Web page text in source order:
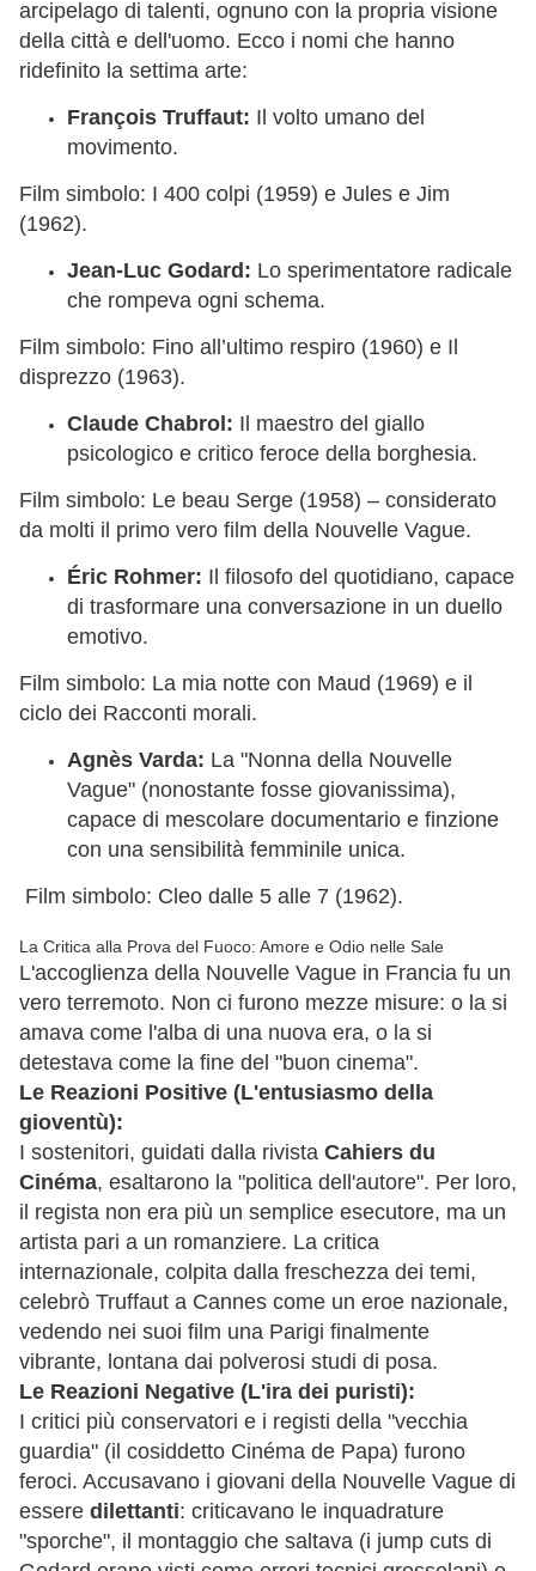
arcipelago di talenti, ognuno con la propria visione
della città e dell'uomo. Ecco i nomi che hanno
ridefinito la settima arte:
François Truffaut: Il volto umano del
movimento.
Film simbolo: I 400 colpi (1959) e Jules e Jim
(1962).
Jean-Luc Godard: Lo sperimentatore radicale
che rompeva ogni schema.
Film simbolo: Fino all’ultimo respiro (1960) e Il
disprezzo (1963).
Claude Chabrol: Il maestro del giallo
psicologico e critico feroce della borghesia.
Film simbolo: Le beau Serge (1958) – considerato
da molti il primo vero film della Nouvelle Vague.
Éric Rohmer: Il filosofo del quotidiano, capace
di trasformare una conversazione in un duello
emotivo.
Film simbolo: La mia notte con Maud (1969) e il
ciclo dei Racconti morali.
Agnès Varda: La "Nonna della Nouvelle
Vague" (nonostante fosse giovanissima),
capace di mescolare documentario e finzione
con una sensibilità femminile unica.
Film simbolo: Cleo dalle 5 alle 7 (1962).
La Critica alla Prova del Fuoco: Amore e Odio nelle Sale
L'accoglienza della Nouvelle Vague in Francia fu un
vero terremoto. Non ci furono mezze misure: o la si
amava come l'alba di una nuova era, o la si
detestava come la fine del "buon cinema".
Le Reazioni Positive (L'entusiasmo della
gioventù):
I sostenitori, guidati dalla rivista Cahiers du
Cinéma, esaltarono la "politica dell'autore". Per loro,
il regista non era più un semplice esecutore, ma un
artista pari a un romanziere. La critica
internazionale, colpita dalla freschezza dei temi,
celebrò Truffaut a Cannes come un eroe nazionale,
vedendo nei suoi film una Parigi finalmente
vibrante, lontana dai polverosi studi di posa.
Le Reazioni Negative (L'ira dei puristi):
I critici più conservatori e i registi della "vecchia
guardia" (il cosiddetto Cinéma de Papa) furono
feroci. Accusavano i giovani della Nouvelle Vague di
essere dilettanti: criticavano le inquadrature
"sporche", il montaggio che saltava (i jump cuts di